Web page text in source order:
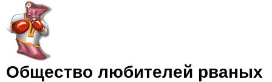
Общество любителей рваных